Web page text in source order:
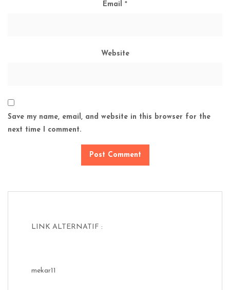
Email *
Website
Save my name, email, and website in this browser for the
next time I comment.
LINK ALTERNATIF :
mekar11